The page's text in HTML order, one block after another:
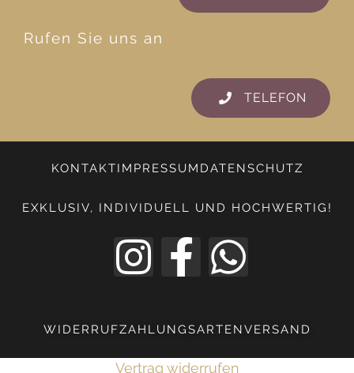
Rufen Sie uns an
TELEFON
KONTAKT IMPRESSUM DATENSCHUTZ
EXKLUSIV, INDIVIDUELL UND HOCHWERTIG!
WIDERRUF ZAHLUNGSARTEN VERSAND
Vertrag widerrufen